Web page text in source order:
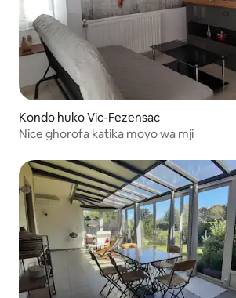
Kondo huko Vic-Fezensac
Nice ghorofa katika moyo wa mji